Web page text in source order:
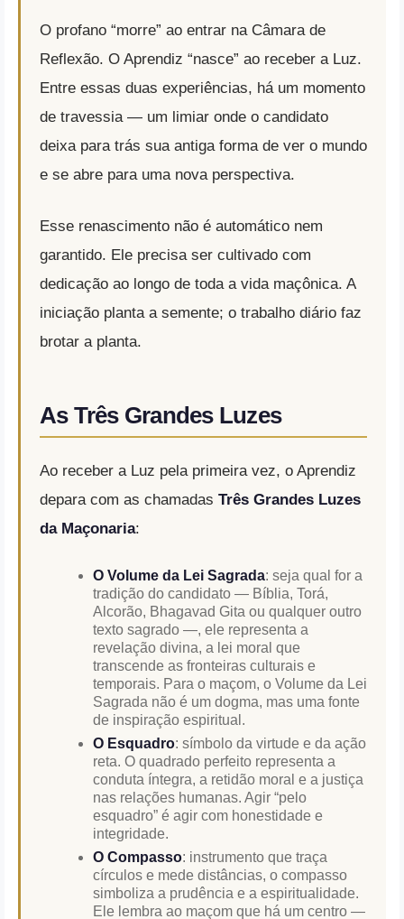
O profano “morre” ao entrar na Câmara de
Reflexão. O Aprendiz “nasce” ao receber a Luz.
Entre essas duas experiências, há um momento
de travessia — um limiar onde o candidato
deixa para trás sua antiga forma de ver o mundo
e se abre para uma nova perspectiva.
Esse renascimento não é automático nem
garantido. Ele precisa ser cultivado com
dedicação ao longo de toda a vida maçônica. A
iniciação planta a semente; o trabalho diário faz
brotar a planta.
As Três Grandes Luzes
Ao receber a Luz pela primeira vez, o Aprendiz
depara com as chamadas Três Grandes Luzes
da Maçonaria:
O Volume da Lei Sagrada: seja qual for a
tradição do candidato — Bíblia, Torá,
Alcorão, Bhagavad Gita ou qualquer outro
texto sagrado —, ele representa a
revelação divina, a lei moral que
transcende as fronteiras culturais e
temporais. Para o maçom, o Volume da Lei
Sagrada não é um dogma, mas uma fonte
de inspiração espiritual.
O Esquadro: símbolo da virtude e da ação
reta. O quadrado perfeito representa a
conduta íntegra, a retidão moral e a justiça
nas relações humanas. Agir “pelo
esquadro” é agir com honestidade e
integridade.
O Compasso: instrumento que traça
círculos e mede distâncias, o compasso
simboliza a prudência e a espiritualidade.
Ele lembra ao maçom que há um centro —